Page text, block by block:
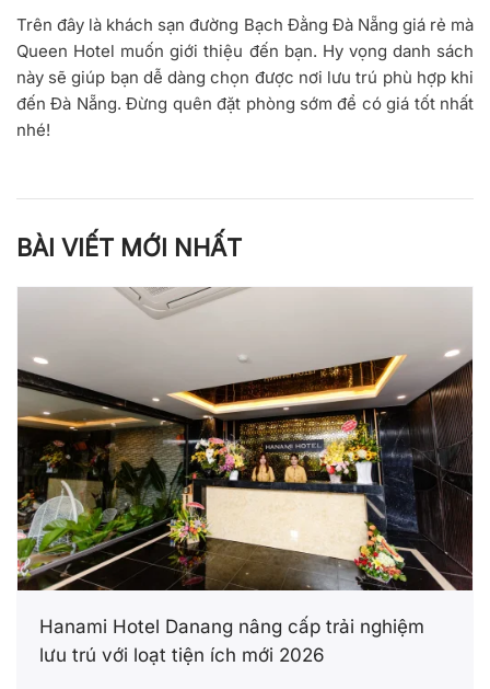
Trên đây là khách sạn đường Bạch Đằng Đà Nẵng giá rẻ mà
Queen Hotel muốn giới thiệu đến bạn. Hy vọng danh sách
này sẽ giúp bạn dễ dàng chọn được nơi lưu trú phù hợp khi
đến Đà Nẵng. Đừng quên đặt phòng sớm để có giá tốt nhất
nhé!
BÀI VIẾT MỚI NHẤT
Hanami Hotel Danang nâng cấp trải nghiệm
lưu trú với loạt tiện ích mới 2026